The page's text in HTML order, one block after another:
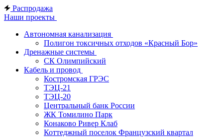
Распродажа
Наши проекты
Автономная канализация
Полигон токсичных отходов «Красный Бор»
Дренажные системы
СК Олимпийский
Кабель и провод
Костромская ГРЭС
ТЭЦ-21
ТЭЦ-20
Центральный банк России
ЖК Томилино Парк
Конаково Ривер Клаб
Коттеджный поселок Французский квартал